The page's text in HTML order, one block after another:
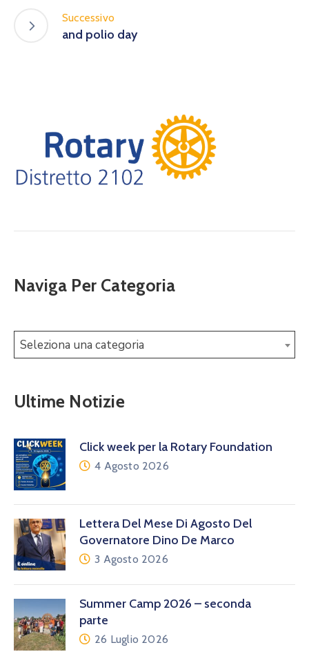
Successivo
and polio day
Naviga Per Categoria
Seleziona una categoria
Ultime Notizie
Click week per la Rotary Foundation
4 Agosto 2026
Lettera Del Mese Di Agosto Del
Governatore Dino De Marco
3 Agosto 2026
Summer Camp 2026 – seconda
parte
26 Luglio 2026